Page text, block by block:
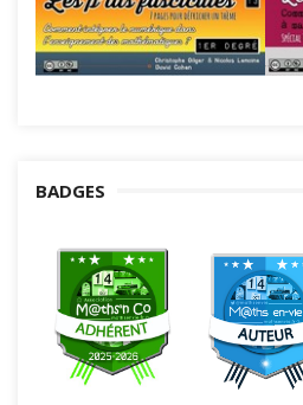
BADGES